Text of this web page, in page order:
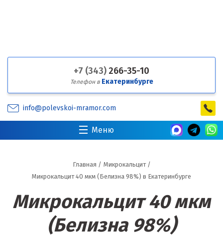
+7 (343) 266-35-10
Телефон в Екатеринбурге
info@polevskoi-mramor.com
Меню
Главная / Микрокальцит /
Микрокальцит 40 мкм (Белизна 98%) в Екатеринбурге
Микрокальцит 40 мкм
(Белизна 98%)